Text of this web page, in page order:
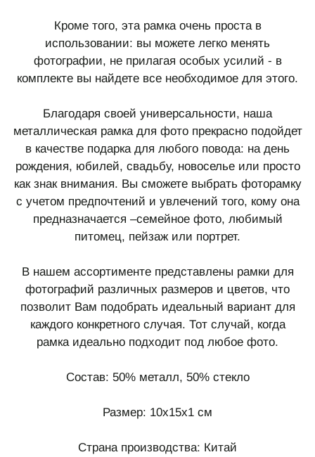
Кроме того, эта рамка очень проста в
использовании: вы можете легко менять
фотографии, не прилагая особых усилий - в
комплекте вы найдете все необходимое для этого.
Благодаря своей универсальности, наша
металлическая рамка для фото прекрасно подойдет
в качестве подарка для любого повода: на день
рождения, юбилей, свадьбу, новоселье или просто
как знак внимания. Вы сможете выбрать фоторамку
с учетом предпочтений и увлечений того, кому она
предназначается –семейное фото, любимый
питомец, пейзаж или портрет.
В нашем ассортименте представлены рамки для
фотографий различных размеров и цветов, что
позволит Вам подобрать идеальный вариант для
каждого конкретного случая. Тот случай, когда
рамка идеально подходит под любое фото.
Состав: 50% металл, 50% стекло
Размер: 10х15х1 см
Страна производства: Китай